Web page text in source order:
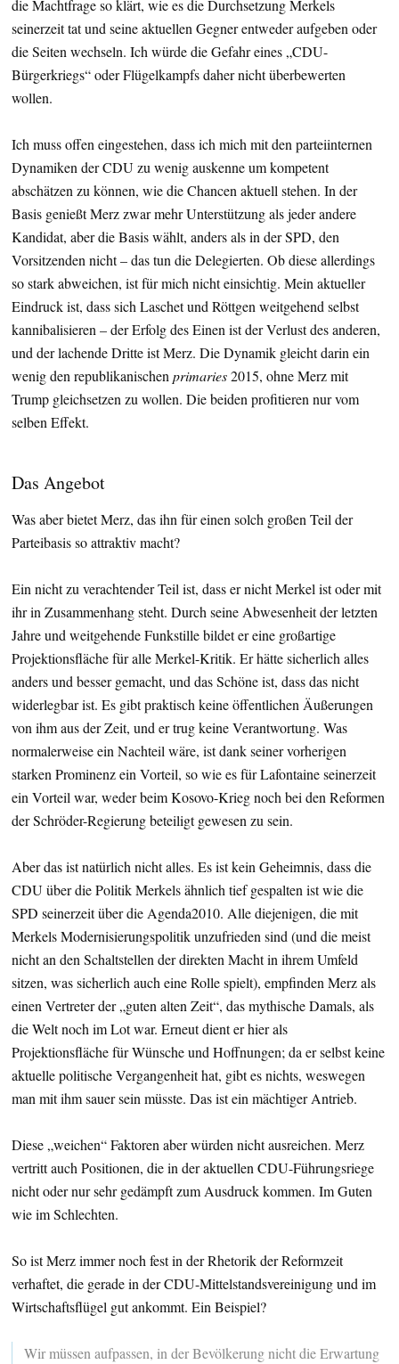
die Machtfrage so klärt, wie es die Durchsetzung Merkels
seinerzeit tat und seine aktuellen Gegner entweder aufgeben oder
die Seiten wechseln. Ich würde die Gefahr eines „CDU-
Bürgerkriegs“ oder Flügelkampfs daher nicht überbewerten
wollen.
Ich muss offen eingestehen, dass ich mich mit den parteiinternen
Dynamiken der CDU zu wenig auskenne um kompetent
abschätzen zu können, wie die Chancen aktuell stehen. In der
Basis genießt Merz zwar mehr Unterstützung als jeder andere
Kandidat, aber die Basis wählt, anders als in der SPD, den
Vorsitzenden nicht – das tun die Delegierten. Ob diese allerdings
so stark abweichen, ist für mich nicht einsichtig. Mein aktueller
Eindruck ist, dass sich Laschet und Röttgen weitgehend selbst
kannibalisieren – der Erfolg des Einen ist der Verlust des anderen,
und der lachende Dritte ist Merz. Die Dynamik gleicht darin ein
wenig den republikanischen primaries2015, ohne Merz mit
Trump gleichsetzen zu wollen. Die beiden profitieren nur vom
selben Effekt.
Das Angebot
Was aber bietet Merz, das ihn für einen solch großen Teil der
Parteibasis so attraktiv macht?
Ein nicht zu verachtender Teil ist, dass er nicht Merkel ist oder mit
ihr in Zusammenhang steht. Durch seine Abwesenheit der letzten
Jahre und weitgehende Funkstille bildet er eine großartige
Projektionsfläche für alle Merkel-Kritik. Er hätte sicherlich alles
anders und besser gemacht, und das Schöne ist, dass das nicht
widerlegbar ist. Es gibt praktisch keine öffentlichen Äußerungen
von ihm aus der Zeit, und er trug keine Verantwortung. Was
normalerweise ein Nachteil wäre, ist dank seiner vorherigen
starken Prominenz ein Vorteil, so wie es für Lafontaine seinerzeit
ein Vorteil war, weder beim Kosovo-Krieg noch bei den Reformen
der Schröder-Regierung beteiligt gewesen zu sein.
Aber das ist natürlich nicht alles. Es ist kein Geheimnis, dass die
CDU über die Politik Merkels ähnlich tief gespalten ist wie die
SPD seinerzeit über die Agenda2010. Alle diejenigen, die mit
Merkels Modernisierungspolitik unzufrieden sind (und die meist
nicht an den Schaltstellen der direkten Macht in ihrem Umfeld
sitzen, was sicherlich auch eine Rolle spielt), empfinden Merz als
einen Vertreter der „guten alten Zeit“, das mythische Damals, als
die Welt noch im Lot war. Erneut dient er hier als
Projektionsfläche für Wünsche und Hoffnungen; da er selbst keine
aktuelle politische Vergangenheit hat, gibt es nichts, weswegen
man mit ihm sauer sein müsste. Das ist ein mächtiger Antrieb.
Diese „weichen“ Faktoren aber würden nicht ausreichen. Merz
vertritt auch Positionen, die in der aktuellen CDU-Führungsriege
nicht oder nur sehr gedämpft zum Ausdruck kommen. Im Guten
wie im Schlechten.
So ist Merz immer noch fest in der Rhetorik der Reformzeit
verhaftet, die gerade in der CDU-Mittelstandsvereinigung und im
Wirtschaftsflügel gut ankommt. Ein Beispiel?
Wir müssen aufpassen, in der Bevölkerung nicht die Erwartung